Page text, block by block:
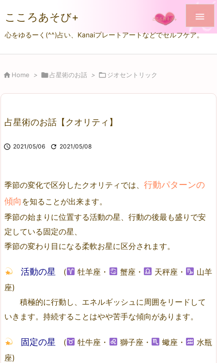
こころあそび+
心をゆるーく(^^)占い、Kanaiプレートアートなどでセルフケア。

 Home > 占星術のお話 > ジオセントリック
占星術のお話【クオリティ】
 2021/05/06  2021/05/08
季節の変化で区分したクオリティでは、 行動パターンの
傾向 を知ることが出来ます。
季節の始まりに位置する活動の星、行動の後最も盛りで安
定している固定の星、
季節の変わり目になる柔軟お星に区分されます。
活動の星 ( 牡羊座・ 蟹座・ 天秤座・
山羊
座)
積極的に行動し、エネルギッシュに周囲をリードして
いきます。持続することはやや苦手な傾向があります。
固定の星 ( 牡牛座・ 獅子座・ 蠍座・
水瓶
座)